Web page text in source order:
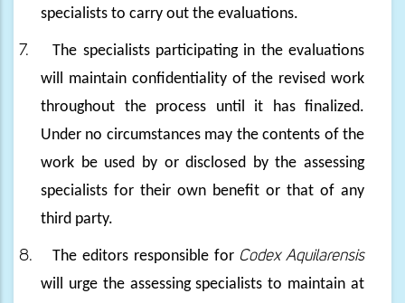
specialists to carry out the evaluations.
7.
The specialists participating in the evaluations
will maintain confidentiality of the revised work
throughout the process until it has finalized.
Under no circumstances may the contents of the
work be used by or disclosed by the assessing
specialists for their own benefit or that of any
third party.
8. The editors responsible for Codex Aquilarensis
will urge the assessing specialists to maintain at